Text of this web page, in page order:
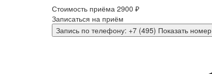
Стоимость приёма 2900 ₽
Записаться на приём
Запись по телефону: +7 (495) Показать номер